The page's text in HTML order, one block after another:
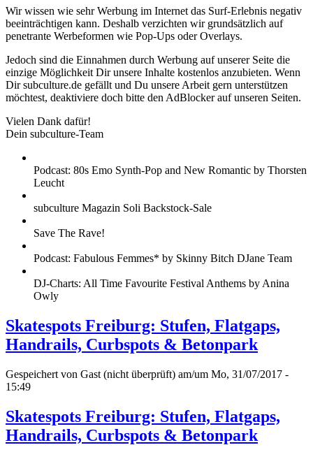
Wir wissen wie sehr Werbung im Internet das Surf-Erlebnis negativ
beeinträchtigen kann. Deshalb verzichten wir grundsätzlich auf
penetrante Werbeformen wie Pop-Ups oder Overlays.
Jedoch sind die Einnahmen durch Werbung auf unserer Seite die
einzige Möglichkeit Dir unsere Inhalte kostenlos anzubieten. Wenn
Dir subculture.de gefällt und Du unsere Arbeit gern unterstützen
möchtest, deaktiviere doch bitte den AdBlocker auf unseren Seiten.
Vielen Dank dafür!
Dein subculture-Team
Podcast: 80s Emo Synth-Pop and New Romantic by Thorsten
Leucht
subculture Magazin Soli Backstock-Sale
Save The Rave!
Podcast: Fabulous Femmes* by Skinny Bitch DJane Team
DJ-Charts: All Time Favourite Festival Anthems by Anina
Owly
Skatespots Freiburg: Stufen, Flatgaps,
Handrails, Curbspots & Betonpark
Gespeichert von Gast (nicht überprüft) am/um Mo, 31/07/2017 -
15:49
Skatespots Freiburg: Stufen, Flatgaps,
Handrails, Curbspots & Betonpark